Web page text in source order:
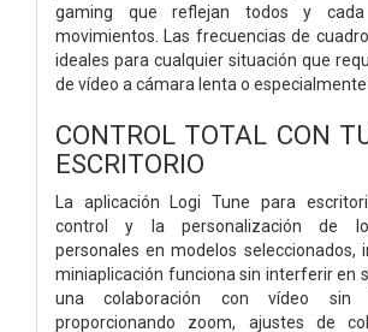
gaming que reflejan todos y
movimientos. Las frecuencias de
ideales para cualquier situación que
de vídeo a cámara lenta o especialmente
CONTROL TOTAL CON
ESCRITORIO
La aplicación Logi Tune para
control y la personalización de
personales en modelos seleccionados,
miniaplicación funciona sin interferir en
una colaboración con vídeo sin
proporcionando zoom, ajustes de